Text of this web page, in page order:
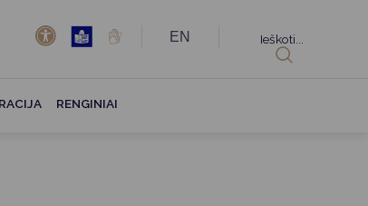
EN
RENGINIAI